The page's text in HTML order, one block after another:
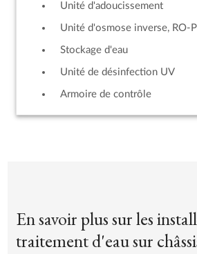
Unité d'adoucissement
Unité d'osmose inverse, RO-
Stockage d'eau
Unité de désinfection UV
Armoire de contrôle
En savoir plus sur les
traitement d'eau sur